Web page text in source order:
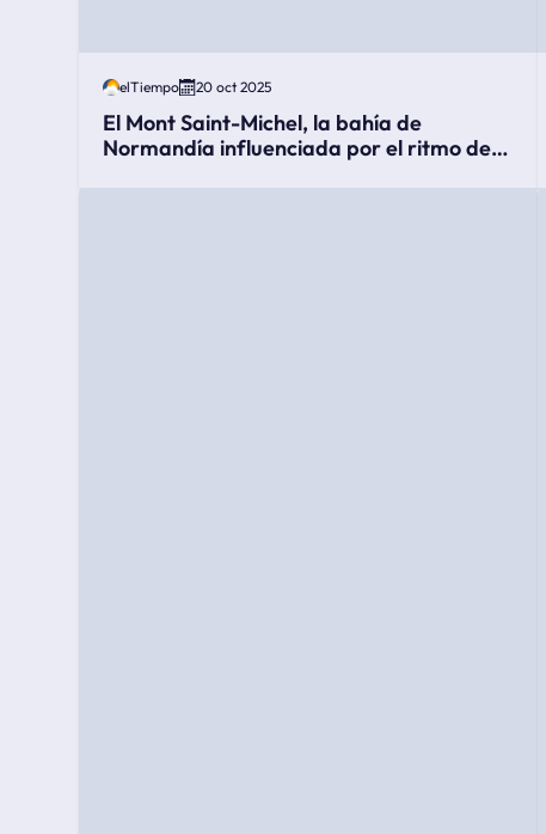
elTiempo 20 oct 2025
El Mont Saint-Michel, la bahía de
Normandía influenciada por el ritmo de